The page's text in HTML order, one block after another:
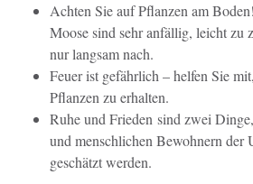
Achten Sie auf Pflanzen am Boden!
Moose sind sehr anfällig, leicht zu
nur langsam nach.
Feuer ist gefährlich – helfen Sie
Pflanzen zu erhalten.
Ruhe und Frieden sind zwei
und menschlichen Bewohnern der
geschätzt werden.